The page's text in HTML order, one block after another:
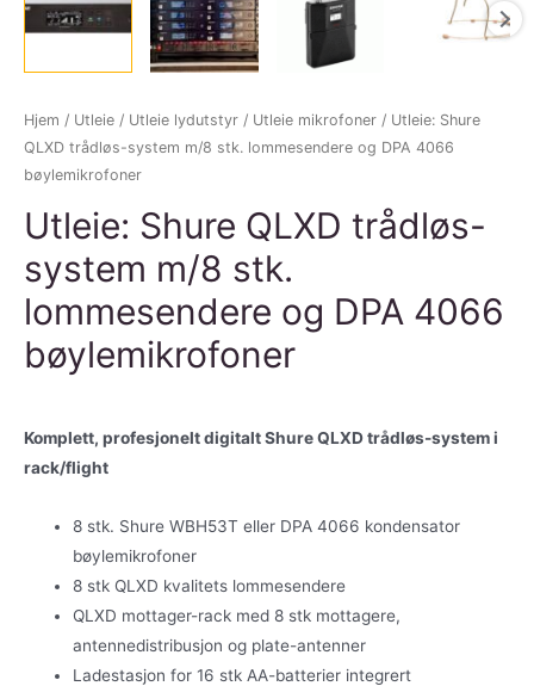
Hjem / Utleie / Utleie lydutstyr / Utleie mikrofoner / Utleie: Shure
QLXD trådløs-system m/8 stk. lommesendere og DPA 4066
bøylemikrofoner
Utleie: Shure QLXD trådløs-
system m/8 stk.
lommesendere og DPA 4066
bøylemikrofoner
Komplett, profesjonelt digitalt Shure QLXD trådløs-system i
rack/flight
8 stk. Shure WBH53T eller DPA 4066 kondensator
bøylemikrofoner
8 stk QLXD kvalitets lommesendere
QLXD mottager-rack med 8 stk mottagere,
antennedistribusjon og plate-antenner
Ladestasjon for 16 stk AA-batterier integrert